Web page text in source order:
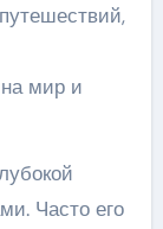
мир и
Часто его